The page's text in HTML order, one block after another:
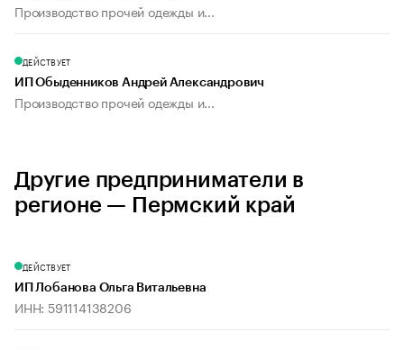
Производство прочей одежды и...
ДЕЙСТВУЕТ
ИП Обыденников Андрей Александрович
Производство прочей одежды и...
Другие предприниматели в
регионе — Пермский край
ДЕЙСТВУЕТ
ИП Лобанова Ольга Витальевна
ИНН: 591114138206